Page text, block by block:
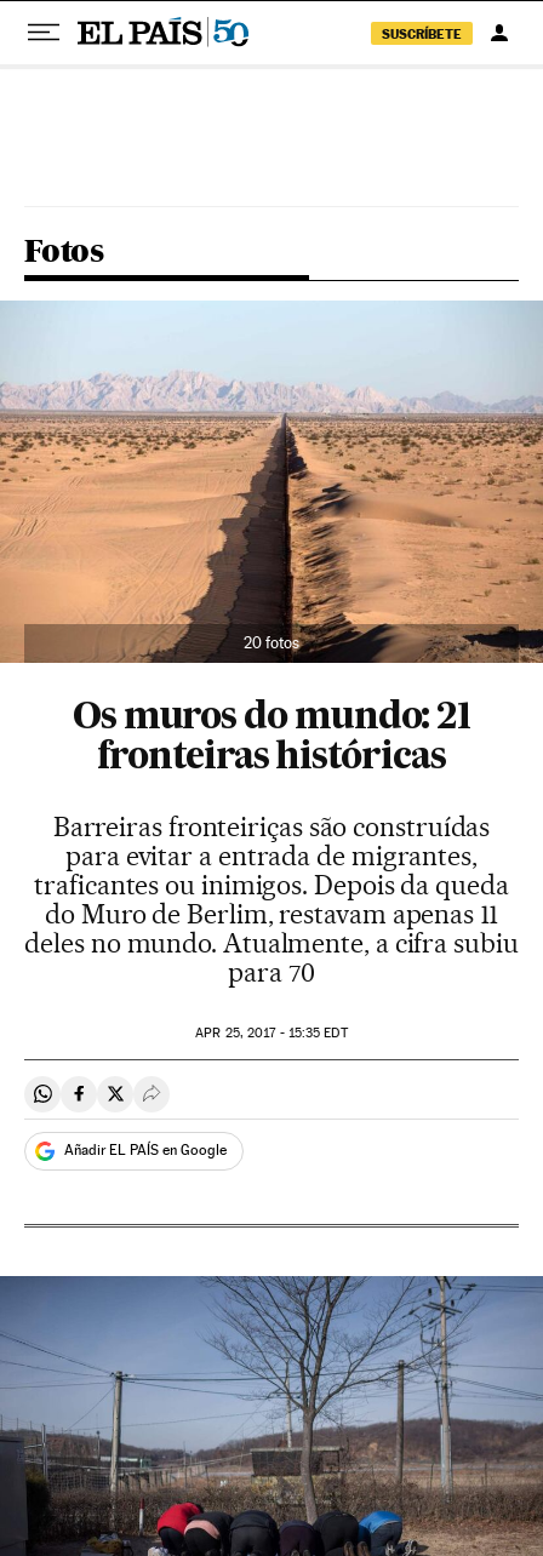
SUSCRÍBETE
Fotos
20 fotos
Os muros do mundo: 21
fronteiras históricas
Barreiras fronteiriças são construídas
para evitar a entrada de migrantes,
traficantes ou inimigos. Depois da queda
do Muro de Berlim, restavam apenas 11
deles no mundo. Atualmente, a cifra subiu
para 70
APR 25, 2017 - 15:35 EDT
Compartir en Whatsapp
Compartir en Facebook
Compartir en Twitter
Desplegar Redes Sociales
Añadir EL PAÍS en Google